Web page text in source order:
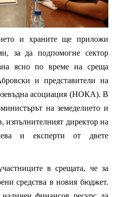
и храните ще приложи
за да подпомогне сектор
ясно по време на среща
и представители на
асоциация (НОКА). В
на земеделието и
директор на
и експерти от двете
в срещата, че за
средства в новия бюджет.